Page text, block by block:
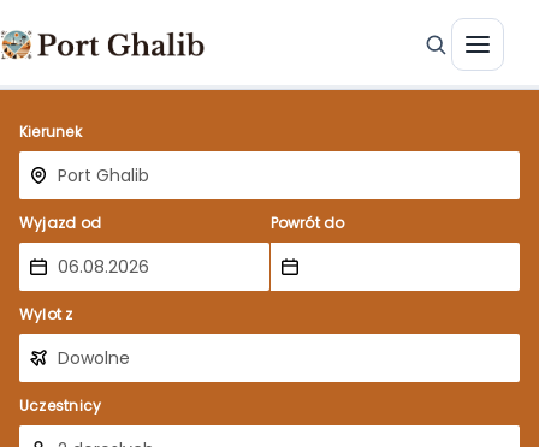
Kierunek
Wyjazd od Powrót do
Wylot z
Uczestnicy